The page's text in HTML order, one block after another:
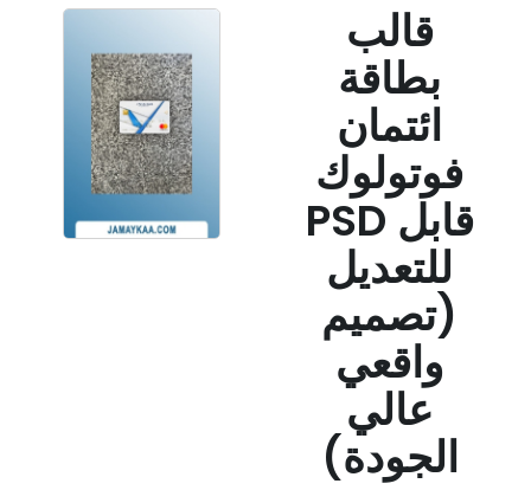
قالب
بطاقة
ائتمان
فوتولوك
PSD قابل
للتعديل
(تصميم
واقعي
عالي
الجودة)